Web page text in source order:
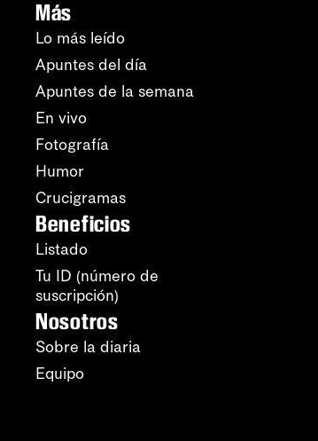
Más
Lo más leído
Apuntes del día
Apuntes de la semana
En vivo
Fotografía
Humor
Crucigramas
Beneficios
Listado
Tu ID (número de
suscripción)
Nosotros
Sobre la diaria
Equipo